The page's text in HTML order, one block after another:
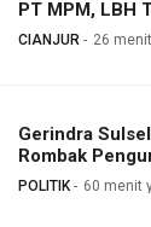
PT MPM, LBH
CIANJUR 26
Gerindra
Rombak
POLITIK 60 menit